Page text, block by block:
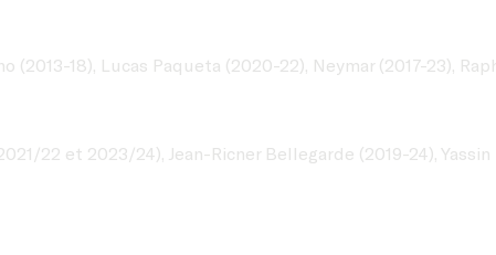
(2013-18), Lucas Paqueta (2020-22), Neymar (2017-23),
22 et 2023/24), Jean-Ricner Bellegarde (2019-24),